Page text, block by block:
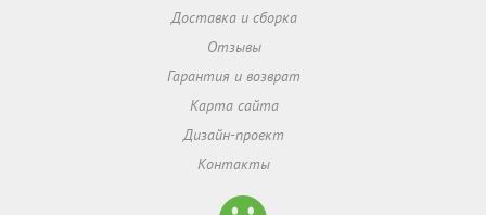
Доставка и сборка
Отзывы
Гарантия и возврат
Карта сайта
Дизайн-проект
Контакты